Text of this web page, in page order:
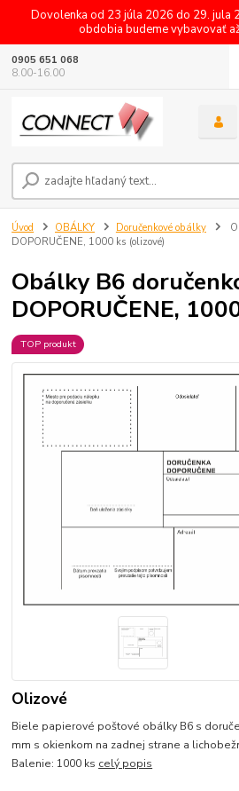
Dovolenka od 23 júla 2026 do 29. jula
obdobia budeme vybavovať
0905 651 068
8.00-16.00
Úvod OBÁLKY Doručenkové obálky
DOPORUČENE, 1000 ks (olizové)
Obálky B6
DOPORUČENE,
TOP produkt
Olizové
Biele papierové poštové obálky B6 s
mm s okienkom na zadnej strane a
Balenie: 1000 ks celý popis